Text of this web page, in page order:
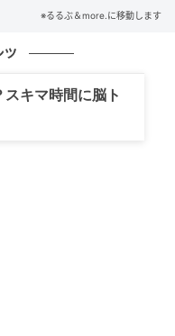
たネックピローにな
ースの持ち手などに
※るるぶ＆more.に移動します
ツ
キマ時間に脳ト